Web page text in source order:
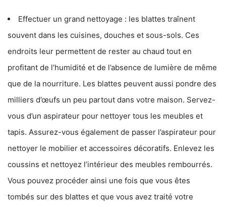
Effectuer un grand nettoyage : les blattes traînent
souvent dans les cuisines, douches et sous-sols. Ces
endroits leur permettent de rester au chaud tout en
profitant de l’humidité et de l’absence de lumière de même
que de la nourriture. Les blattes peuvent aussi pondre des
milliers d’œufs un peu partout dans votre maison. Servez-
vous d’un aspirateur pour nettoyer tous les meubles et
tapis. Assurez-vous également de passer l’aspirateur pour
nettoyer le mobilier et accessoires décoratifs. Enlevez les
coussins et nettoyez l’intérieur des meubles rembourrés.
Vous pouvez procéder ainsi une fois que vous êtes
tombés sur des blattes et que vous avez traité votre